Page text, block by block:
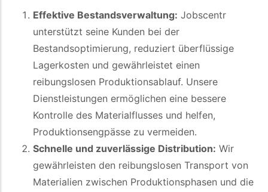
Effektive Bestandsverwaltung: Jobscentr
unterstützt seine Kunden bei der
Bestandsoptimierung, reduziert überflüssige
Lagerkosten und gewährleistet einen
reibungslosen Produktionsablauf. Unsere
Dienstleistungen ermöglichen eine bessere
Kontrolle des Materialflusses und helfen,
Produktionsengpässe zu vermeiden.
Schnelle und zuverlässige Distribution: Wir
gewährleisten den reibungslosen Transport von
Materialien zwischen Produktionsphasen und die